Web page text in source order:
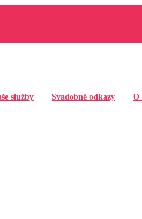
služby Svadobné odkazy O